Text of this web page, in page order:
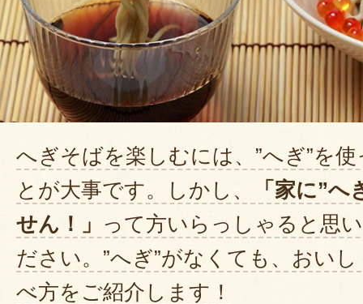
でもらえて，こちらもうれしくな
2021年03月02日 /
2回目の購入です！お中元にはへ
い、実家や親戚にも喜ばれます！
やっぱり普通の蕎麦には戻れない
言われます笑
喜んでいただけてこちらも嬉しく
また購入させて頂きます！
2020年11月26日 /
へぎそばを楽しむには、”へぎ”を
とが大事です。しかし、
「家に”
せん！」
って方いらっしゃると思
ださい。”へぎ”がなくても、おい
べ方をご紹介します！